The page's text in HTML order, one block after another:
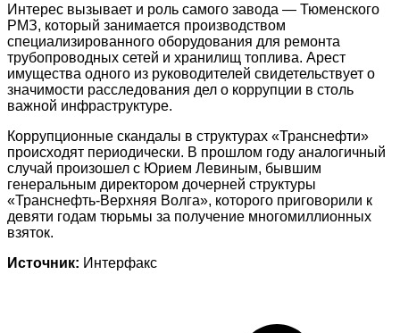
Интерес вызывает и роль самого завода — Тюменского
РМЗ, который занимается производством
специализированного оборудования для ремонта
трубопроводных сетей и хранилищ топлива. Арест
имущества одного из руководителей свидетельствует о
значимости расследования дел о коррупции в столь
важной инфраструктуре.
Коррупционные скандалы в структурах «Транснефти»
происходят периодически. В прошлом году аналогичный
случай произошел с Юрием Левиным, бывшим
генеральным директором дочерней структуры
«Транснефть-Верхняя Волга», которого приговорили к
девяти годам тюрьмы за получение многомиллионных
взяток.
Источник: Интерфакс